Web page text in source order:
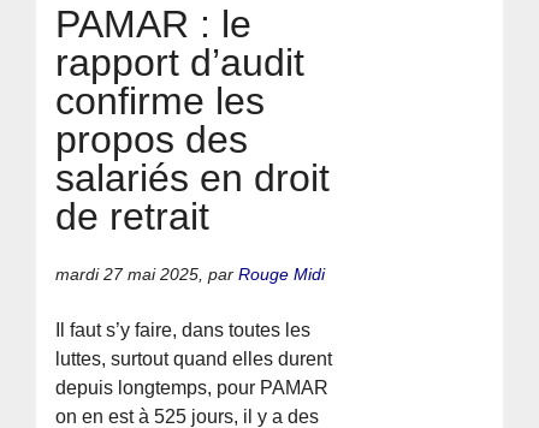
PAMAR : le
rapport d’audit
confirme les
propos des
salariés en droit
de retrait
mardi 27 mai 2025 ,parRouge Midi
Il faut s’y faire, dans toutes les
luttes, surtout quand elles durent
depuis longtemps, pour PAMAR
on en est à 525 jours, il y a des